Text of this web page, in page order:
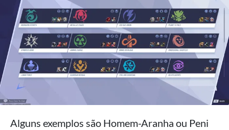
Alguns exemplos são Homem-Aranha ou Peni